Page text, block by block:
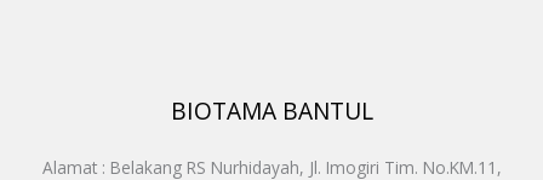
BIOTAMA BANTUL
Alamat : Belakang RS Nurhidayah, Jl. Imogiri Tim. No.KM.11,